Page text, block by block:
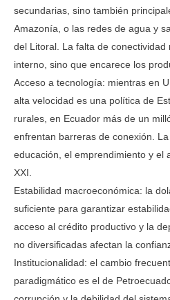
secundarias, sino también
Amazonía, o las redes de agua y
del Litoral. La falta de
interno, sino que encarece los
Acceso a tecnología: mientras en
alta velocidad es una política de
rurales, en Ecuador más de un
enfrentan barreras de conexión.
educación, el emprendimiento y el
XXI.
Estabilidad macroeconómica: la
suficiente para garantizar
acceso al crédito productivo y la
no diversificadas afectan la
Institucionalidad: el cambio
paradigmático es el de